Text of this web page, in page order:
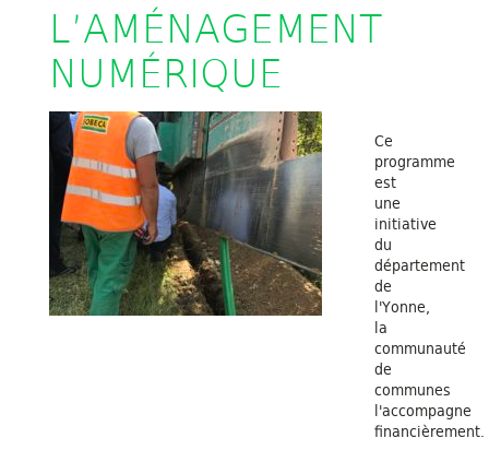
L’AMÉNAGEMENT
NUMÉRIQUE
Ce
programme
est
une
initiative
du
département
de
l'Yonne,
la
communauté
de
communes
l'accompagne
financièrement.